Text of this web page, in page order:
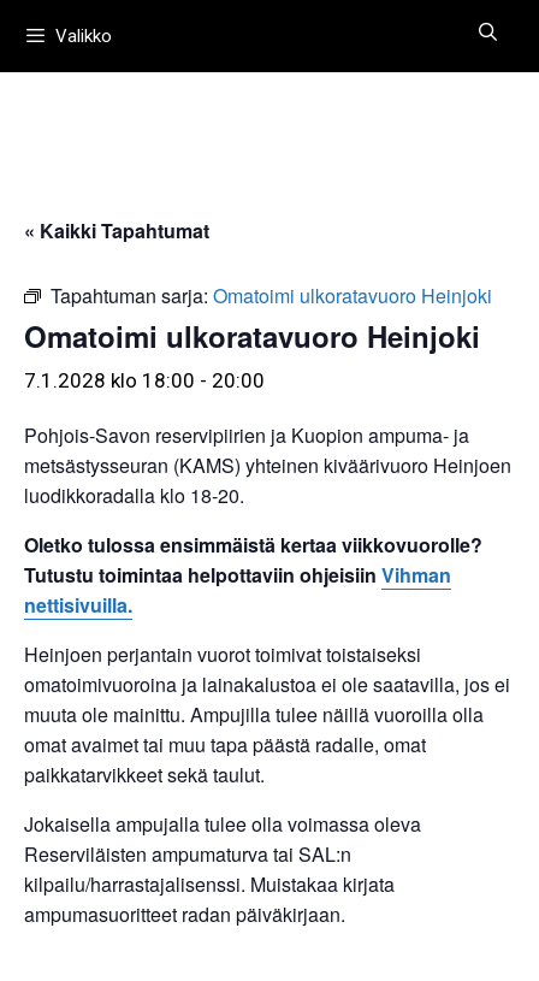
sisältöönValikko
« Kaikki Tapahtumat
Tapahtuman sarja: Omatoimi ulkoratavuoro Heinjoki
Omatoimi ulkoratavuoro Heinjoki
7.1.2028 klo 18:00 - 20:00
Pohjois-Savon reservipiirien ja Kuopion ampuma- ja
metsästysseuran (KAMS) yhteinen kiväärivuoro Heinjoen
luodikkoradalla klo 18-20.
Oletko tulossa ensimmäistä kertaa viikkovuorolle?
Tutustu toimintaa helpottaviin ohjeisiin Vihman
nettisivuilla.
Heinjoen perjantain vuorot toimivat toistaiseksi
omatoimivuoroina ja lainakalustoa ei ole saatavilla, jos ei
muuta ole mainittu. Ampujilla tulee näillä vuoroilla olla
omat avaimet tai muu tapa päästä radalle, omat
paikkatarvikkeet sekä taulut.
Jokaisella ampujalla tulee olla voimassa oleva
Reserviläisten ampumaturva tai SAL:n
kilpailu/harrastajalisenssi. Muistakaa kirjata
ampumasuoritteet radan päiväkirjaan.